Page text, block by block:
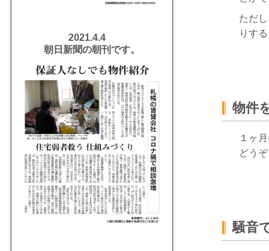
ただ
りす
物件
１ヶ
どう
騒音
2021.4.4
朝日新聞の朝刊です。